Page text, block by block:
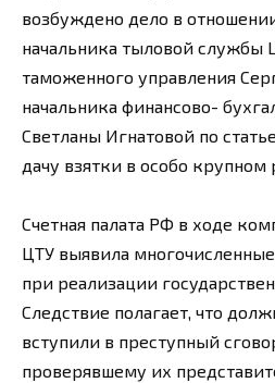
возбуждено дело в
начальника тыловой службы
таможенного управления
начальника финансово-
Светланы Игнатовой по
дачу взятки в особо крупном
Счетная палата РФ в ходе
ЦТУ выявила
при реализации
Следствие полагает, что
вступили в преступный
проверявшему их